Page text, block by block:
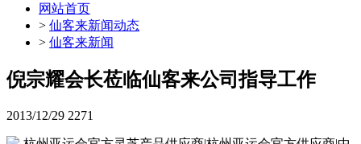
网站首页
> 仙客来新闻动态
> 仙客来新闻
倪宗耀会长莅临仙客来公司指导工作
2013/12/29 2271